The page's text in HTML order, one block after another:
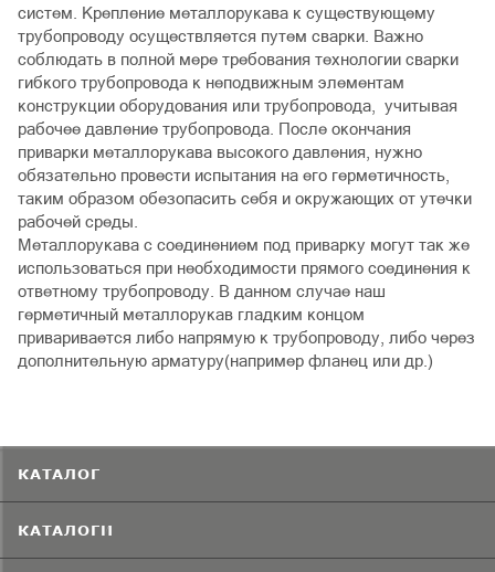
систем. Крепление металлорукава к существующему
трубопроводу осуществляется путем сварки. Важно
соблюдать в полной мере требования технологии сварки
гибкого трубопровода к неподвижным элементам
конструкции оборудования или трубопровода, учитывая
рабочее давление трубопровода. После окончания
приварки металлорукава высокого давления, нужно
обязательно провести испытания на его герметичность,
таким образом обезопасить себя и окружающих от утечки
рабочей среды.
Металлорукава с соединением под приварку могут так же
использоваться при необходимости прямого соединения к
ответному трубопроводу. В данном случае наш
герметичный металлорукав гладким концом
приваривается либо напрямую к трубопроводу, либо через
дополнительную арматуру(например фланец или др.)
КАТАЛОГ
КАТАЛОГИ